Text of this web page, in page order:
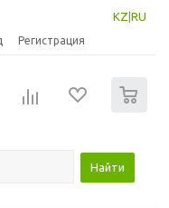
KZ RU
Регистрация
Найти